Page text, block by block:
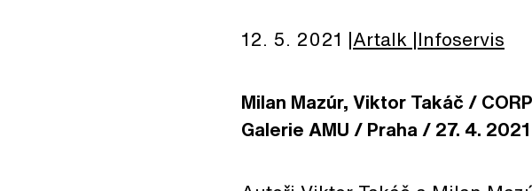
12. 5. 2021 Artalk Infoservis
Milan Mazúr, Viktor Takáč /
Galerie AMU / Praha / 27. 4.